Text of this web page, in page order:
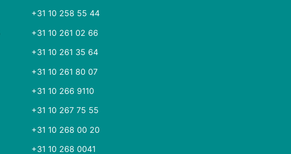
+31 10 258 55 44
+31 10 261 02 66
+31 10 261 35 64
+31 10 261 80 07
+31 10 266 9110
+31 10 267 75 55
+31 10 268 00 20
+31 10 268 0041